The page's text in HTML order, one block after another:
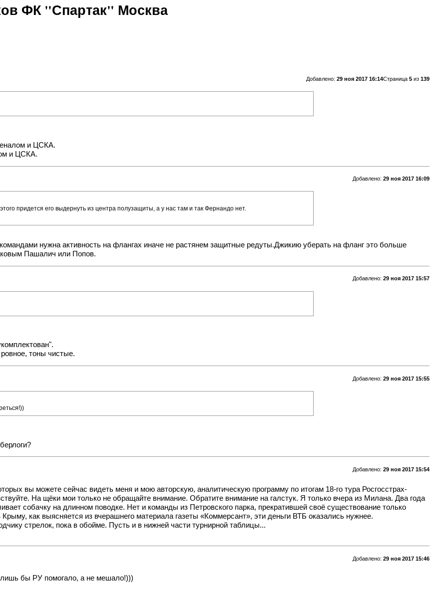
ФК "Спартак" Москва
Страница 5из 139
Добавлено: 29 ноя 2017 16:14
и ЦСКА.
и ЦСКА.
Добавлено: 29 ноя 2017 16:09
придется его выдернуть из центра полузащиты, а у нас там и так Фернандо нет.
нужна активность на флангах иначе не растянем защитные редуты.Джикию уберать на фланг это больше
Пашалич или Попов.
Добавлено: 29 ноя 2017 15:57
тоны чистые.
Добавлено: 29 ноя 2017 15:55
Добавлено: 29 ноя 2017 15:54
вы можете сейчас видеть меня и мою авторскую, аналитическую программу по итогам 18-го тура Росгосстрах-
На щёки мои только не обращайте внимание. Обратите внимание на галстук. Я только вчера из Милана. Два года
собачку на длинном поводке. Нет и команды из Петровского парка, прекратившей своё существование только
как выясняется из вчерашнего материала газеты «Коммерсант», эти деньги ВТБ оказались нужнее.
стрелок, пока в обойме. Пусть и в нижней части турнирной таблицы...
Добавлено: 29 ноя 2017 15:46
лишь бы РУ помогало, а не мешало!)))